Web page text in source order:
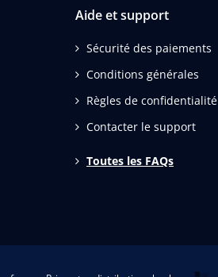
Aide et support
Sécurité des paiements
Conditions générales
Règles de confidentialité
Contacter le support
Toutes les FAQs